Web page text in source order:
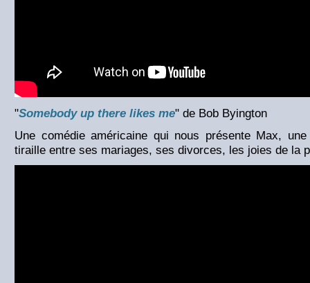
"Somebody up there likes me" de Bob Byington
Une comédie américaine qui nous présente Max,
tiraille entre ses mariages, ses divorces, les joies de la